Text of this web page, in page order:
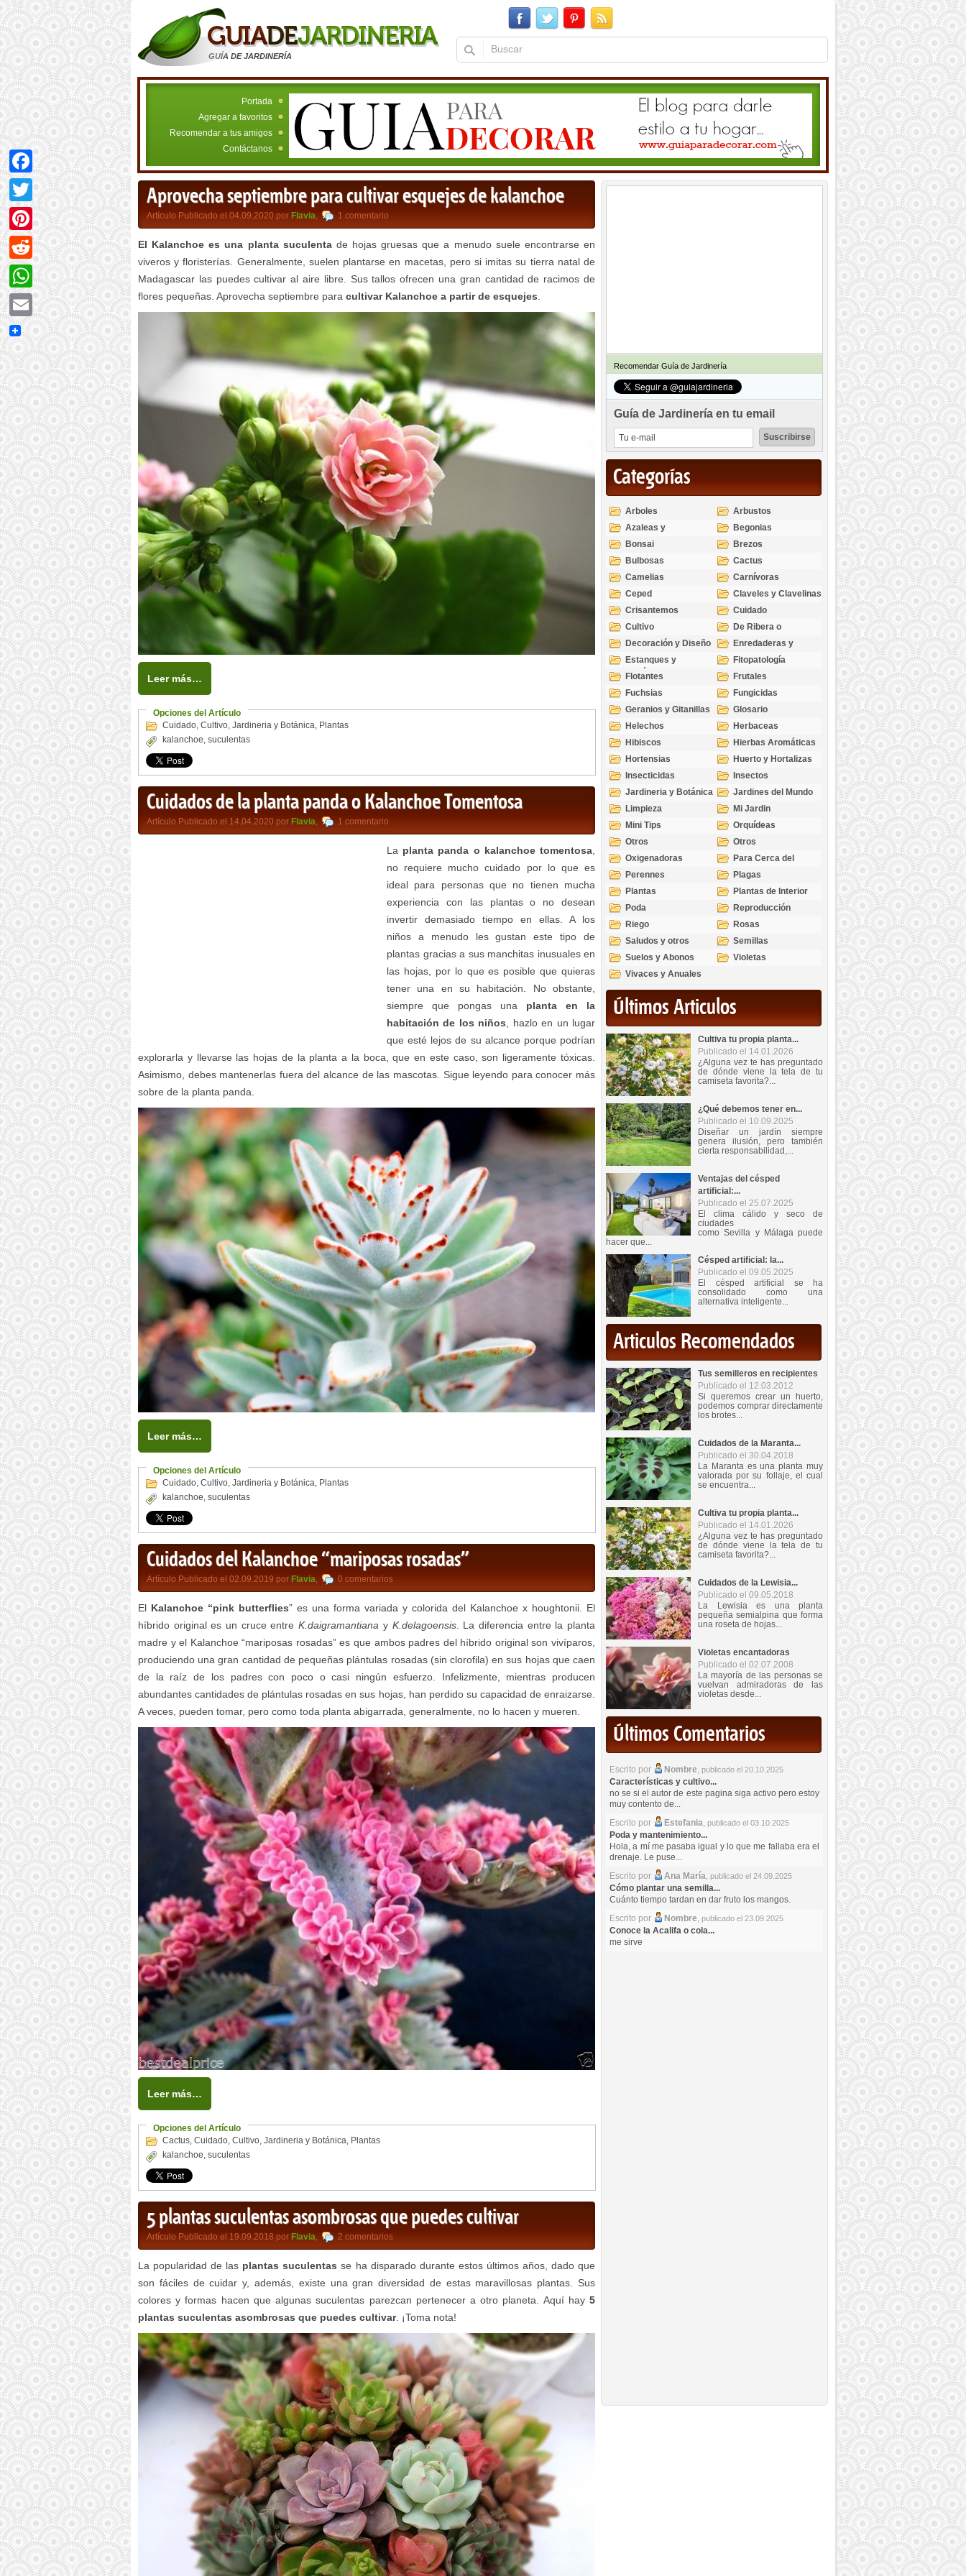
GUÍA DE JARDINERÍA
Portada
Agregar a favoritos
Recomendar a tus amigos
Contáctanos
Aprovecha septiembre para cultivar esquejes de kalanchoe
Artículo Publicado el 04.09.2020 por Flavia, 1 comentario
El Kalanchoe es una planta suculentade hojas gruesas que a menudo suele encontrarse en
viveros y floristerías. Generalmente, suelen plantarse en macetas, pero si imitas su tierra natal de
Madagascar las puedes cultivar al aire libre. Sus tallos ofrecen una gran cantidad de racimos de
flores pequeñas. Aprovecha septiembre para cultivar Kalanchoe a partir de esquejes
Leer más…
Opciones del Artículo
Cuidado, Cultivo, Jardineria y Botánica, Plantas
kalanchoe, suculentas
Cuidados de la planta panda o Kalanchoe Tomentosa
Artículo Publicado el 14.04.2020 por Flavia, 1 comentario
La planta panda o kalanchoe tomentosa
no requiere mucho cuidado por lo que es
ideal para personas que no tienen mucha
experiencia con las plantas o no desean
invertir demasiado tiempo en ellas. A los
niños a menudo les gustan este tipo de
plantas gracias a sus manchitas inusuales en
las hojas, por lo que es posible que quieras
tener una en su habitación. No obstante,
siempre que pongas una planta en la
habitación de los niños , hazlo en un lugar
que esté lejos de su alcance porque podrían
explorarla y llevarse las hojas de la planta a la boca, que en este caso, son ligeramente tóxicas.
Asimismo, debes mantenerlas fuera del alcance de las mascotas. Sigue leyendo para conocer más
sobre de la planta panda.
Leer más…
Opciones del Artículo
Cuidado, Cultivo, Jardineria y Botánica, Plantas
kalanchoe, suculentas
Cuidados del Kalanchoe “mariposas rosadas”
Artículo Publicado el 02.09.2019 por Flavia, 0 comentarios
El Kalanchoe “pink butterflies” es una forma variada y colorida del Kalanchoe x houghtonii. El
híbrido original es un cruce entreK.daigramantiana y K.delagoensis. La diferencia entre la planta
madre y el Kalanchoe “mariposas rosadas” es que ambos padres del híbrido original son vivíparos,
produciendo una gran cantidad de pequeñas plántulas rosadas (sin clorofila) en sus hojas que caen
de la raíz de los padres con poco o casi ningún esfuerzo. Infelizmente, mientras producen
abundantes cantidades de plántulas rosadas en sus hojas, han perdido su capacidad de enraizarse.
A veces, pueden tomar, pero como toda planta abigarrada, generalmente, no lo hacen y mueren.
Leer más…
Opciones del Artículo
Cactus, Cuidado, Cultivo, Jardineria y Botánica, Plantas
kalanchoe, suculentas
5 plantas suculentas asombrosas que puedes cultivar
Artículo Publicado el 19.09.2018 por Flavia, 2 comentarios
La popularidad de las plantas suculentas se ha disparado durante estos últimos años, dado que
son fáciles de cuidar y, además, existe una gran diversidad de estas maravillosas plantas. Sus
colores y formas hacen que algunas suculentas parezcan pertenecer a otro planeta. Aquí hay 5
plantas suculentas asombrosas que puedes cultivar. ¡Toma nota!
Recomendar Guía de Jardinería
Guía de Jardinería en tu email
Categorías
Arboles
Arbustos
Azaleas y
Rododendros
Begonias
Bonsai
Brezos
Bulbosas
Cactus
Camelias
Carnívoras
Ceped
Claveles y Clavelinas
Crisantemos
Cuidado
Cultivo
De Ribera o
Palustres
Decoración y Diseño
Enredaderas y
cubresuelos
Estanques y
Acuáticas
Fitopatología
Flotantes
Frutales
Fuchsias
Fungicidas
Geranios y Gitanillas
Glosario
Helechos
Herbaceas
Hibiscos
Hierbas Aromáticas
Hortensias
Huerto y Hortalizas
Insecticidas
Insectos
Jardineria y Botánica
Jardines del Mundo
Limpieza
Mi Jardin
Mini Tips
Orquídeas
Otros
Otros
Oxigenadoras
Para Cerca del
Estanque
Perennes
Plagas
Plantas
Plantas de Interior
Poda
Reproducción
Riego
Rosas
Saludos y otros
temas
Semillas
Suelos y Abonos
Violetas
Vivaces y Anuales
Últimos Articulos
Cultiva tu propia planta...
Publicado el 14.01.2026
¿Alguna vez te has preguntado
de dónde viene la tela de tu
camiseta favorita?...
¿Qué debemos tener en...
Publicado el 10.09.2025
Diseñar un jardín siempre
genera ilusión, pero también
cierta responsabilidad,...
Ventajas del césped
artificial:...
Publicado el 25.07.2025
El clima cálido y seco de
ciudades
como Sevilla y Málaga puede
hacer que...
Césped artificial: la...
Publicado el 09.05.2025
El césped artificial se ha
consolidado como una
alternativa inteligente...
Articulos Recomendados
Tus semilleros en recipientes
Publicado el 12.03.2012
Si queremos crear un huerto,
podemos comprar directamente
los brotes...
Cuidados de la Maranta...
Publicado el 30.04.2018
La Maranta es una planta muy
valorada por su follaje, el cual
se encuentra...
Cultiva tu propia planta...
Publicado el 14.01.2026
¿Alguna vez te has preguntado
de dónde viene la tela de tu
camiseta favorita?...
Cuidados de la Lewisia...
Publicado el 09.05.2018
La Lewisia es una planta
pequeña semialpina que forma
una roseta de hojas...
Violetas encantadoras
Publicado el 02.07.2008
La mayoría de las personas se
vuelvan admiradoras de las
violetas desde...
Últimos Comentarios
Escrito por Nombre, publicado el 20.10.2025
Características y cultivo...
no se si el autor de este pagina siga activo pero estoy
muy contento de...
Escrito por
Estefania, publicado el 03.10.2025
Poda y mantenimiento...
Hola, a mí me pasaba igual y lo que me fallaba era el
drenaje. Le puse...
Escrito por
Ana María, publicado el 24.09.2025
Cómo plantar una semilla...
Cuánto tiempo tardan en dar fruto los mangos.
Escrito por
Nombre, publicado el 23.09.2025
Conoce la Acalifa o cola...
me sirve
Facebook
Twitter
Pinterest
Reddit
WhatsApp
Email